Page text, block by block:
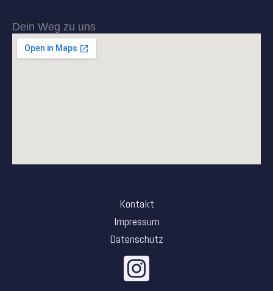
Dein Weg zu uns
Kontakt
Impressum
Datenschutz